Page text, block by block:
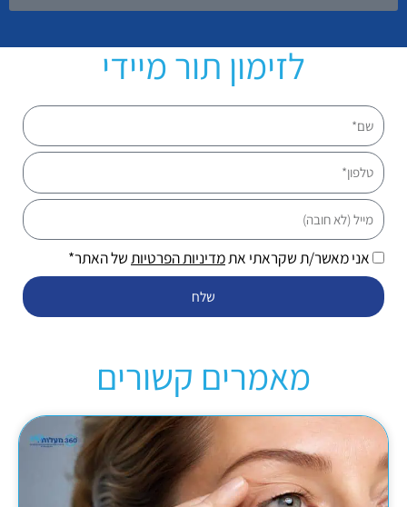
לזימון תור מיידי
שם
טלפון
מייל
אני מאשר/ת שקראתי אתמדיניות הפרטיותשל האתר*
שלח
מאמרים קשורים